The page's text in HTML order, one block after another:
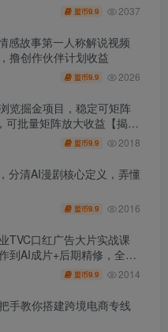
、稳盈利(更新4月)
盟币9.9 2037
感故事第一人称解说视频
撸创作伙伴计划收益
盟币9.9 2026
览掘金项目，稳定可矩阵
可批量矩阵放大收益【揭
盟币9.9 2018
分清AI漫剧核心定义，弄懂
盟币9.9 2016
TVC口红广告大片实战课
到AI成片+后期精修，全流
广告
盟币9.9 2014
手教你搭建跨境电商专线